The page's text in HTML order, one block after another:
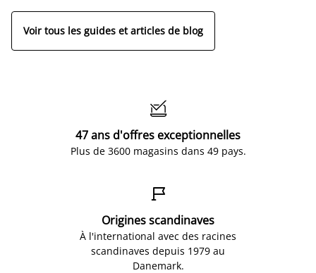
Voir tous les guides et articles de blog

47 ans d'offres exceptionnelles
Plus de 3600 magasins dans 49 pays.

Origines scandinaves
À l'international avec des racines
scandinaves depuis 1979 au
Danemark.